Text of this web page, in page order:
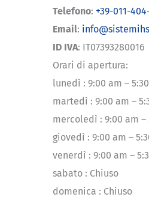
Telefono: +39-011-
Email:
ID IVA: IT07393280016
Orari di apertura:
lunedì : 9:00 am –
martedì : 9:00 am –
mercoledì : 9:00 am –
giovedì : 9:00 am –
venerdì : 9:00 am –
sabato : Chiuso
domenica : Chiuso